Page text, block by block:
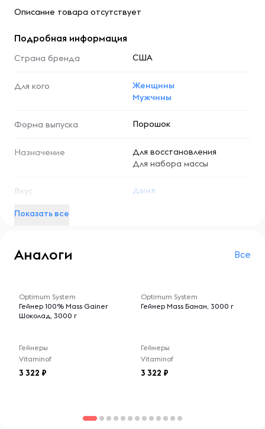
Описание товара отсутствует
Подробная информация
Страна бренда США
Для кого
Женщины
Мужчины
Форма выпуска Порошок
Назначение
Для восстановления
Для набора массы
Вкус Дыня
Показать все
Аналоги Все
Optimum System
Гейнер 100% Mass Gainer
Шоколад, 3000 г
Гейнеры
Vitaminof
3 322
Optimum System
Гейнер Mass Банан, 3000 г
Гейнеры
Vitaminof
3 322